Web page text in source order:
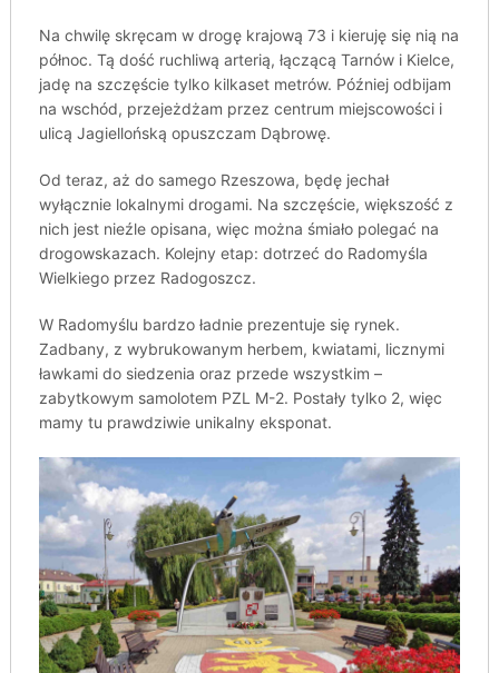
Na chwilę skręcam w drogę krajową 73 i kieruję się nią na
północ. Tą dość ruchliwą arterią, łączącą Tarnów i Kielce,
jadę na szczęście tylko kilkaset metrów. Później odbijam
na wschód, przejeżdżam przez centrum miejscowości i
ulicą Jagiellońską opuszczam Dąbrowę.
Od teraz, aż do samego Rzeszowa, będę jechał
wyłącznie lokalnymi drogami. Na szczęście, większość z
nich jest nieźle opisana, więc można śmiało polegać na
drogowskazach. Kolejny etap: dotrzeć do Radomyśla
Wielkiego przez Radogoszcz.
W Radomyślu bardzo ładnie prezentuje się rynek.
Zadbany, z wybrukowanym herbem, kwiatami, licznymi
ławkami do siedzenia oraz przede wszystkim –
zabytkowym samolotem PZL M-2. Postały tylko 2, więc
mamy tu prawdziwie unikalny eksponat.